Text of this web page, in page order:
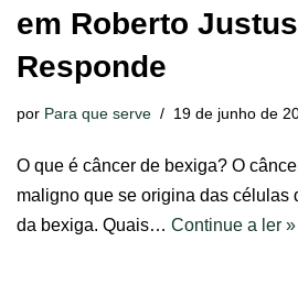
em Roberto
Responde
por Para que serve 19 de junho de
O que é câncer de bexiga? O
maligno que se origina das células
da bexiga. Quais… Continue a ler »